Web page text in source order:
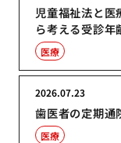
児童福祉法と医
ら考える受診年
医療
歯医者の定期通
2026.07.23
医療